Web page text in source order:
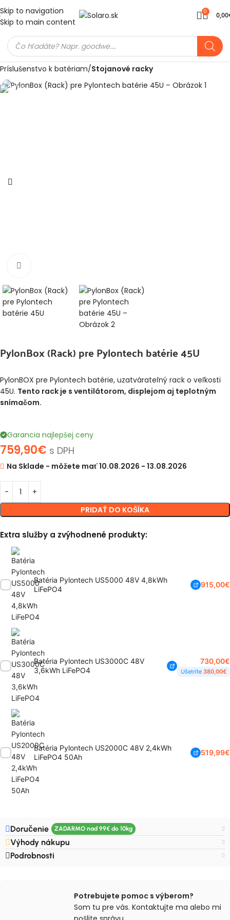
Skip to navigation
Skip to main content
0 0,00
Domov Meniče a batérie Batérie pre fotovoltiku
Príslušenstvo k batériam Stojanové racky
PylonBox (Rack) pre Pylontech batérie 45U
PylonBOX pre Pylontech batérie, uzatvárateľný rack o veľkosti
45U. Tento rack je s ventilátorom, displejom aj teplotným
snímačom.
Garancia najlepšej ceny
759,90€ s DPH
Na Sklade - môžete mať 10.08.2026 - 13.08.2026
PRIDAŤ DO KOŠÍKA
Extra služby a zvýhodnené produkty:
Batéria Pylontech US5000 48V 4,8kWh
LiFePO4
915,00€
Batéria Pylontech US3000C 48V
3,6kWh LiFePO4
730,00€
Ušetríte 380,00€
Batéria Pylontech US2000C 48V 2,4kWh
LiFePO4 50Ah
519,99€
Doručenie
Výhody nákupu
Podrobnosti
Potrebujete pomoc s výberom?
Som tu pre vás. Kontaktujte ma alebo mi